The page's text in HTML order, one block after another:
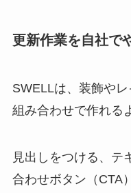
更新作業を自社で
SWELLは、装飾や
組み合わせで作れる
見出しをつける、テ
合わせボタン（CTA